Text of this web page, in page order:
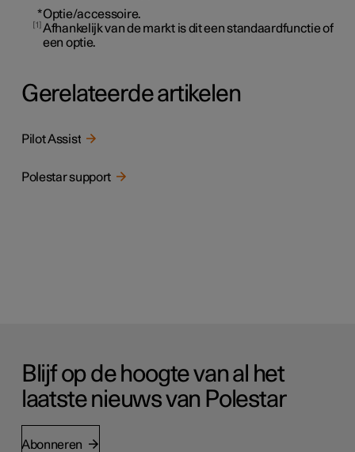
*Optie/accessoire.
1 Afhankelijk van de markt is dit een standaardfunctie of
een optie.
Gerelateerde artikelen
Pilot Assist
Polestar support
Blijf op de hoogte van al het
laatste nieuws van Polestar
Abonneren